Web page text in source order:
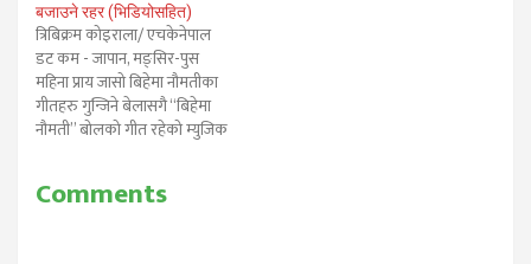
बजाउने रहर (भिडियोसहित)
त्रिबिक्रम कोइराला/ एचकेनेपाल
डट कम - जापान, मङ्सिर-पुस
महिना प्राय जासो बिहेमा नौमतीका
गीतहरु गुन्जिने बेलासगै “बिहेमा
नौमती” बोलको गीत रहेको म्युजिक
भर्खरै उदाउदै गरेका गायक माधव
Comments